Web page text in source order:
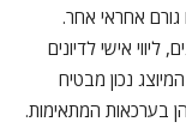
גורם אחראי אחר.
אישי לדיונים
נכון מבטיח
בערכאות המתאימות.